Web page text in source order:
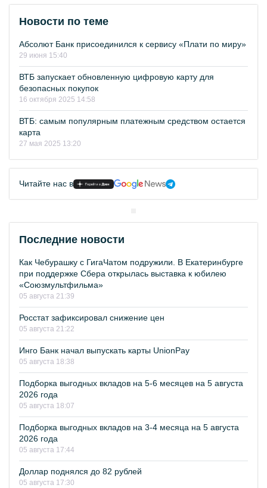
Новости по теме
Абсолют Банк присоединился к сервису «Плати по миру»
29 июня 15:40
ВТБ запускает обновленную цифровую карту для
безопасных покупок
16 октября 2025 14:58
ВТБ: самым популярным платежным средством остается
карта
27 мая 2025 13:20
Читайте нас в
Последние новости
Как Чебурашку с ГигаЧатом подружили. В Екатеринбурге
при поддержке Сбера открылась выставка к юбилею
«Союзмультфильма»
05 августа 21:39
Росстат зафиксировал снижение цен
05 августа 21:22
Инго Банк начал выпускать карты UnionPay
05 августа 18:38
Подборка выгодных вкладов на 5-6 месяцев на 5 августа
2026 года
05 августа 18:07
Подборка выгодных вкладов на 3-4 месяца на 5 августа
2026 года
05 августа 17:44
Доллар поднялся до 82 рублей
05 августа 17:30